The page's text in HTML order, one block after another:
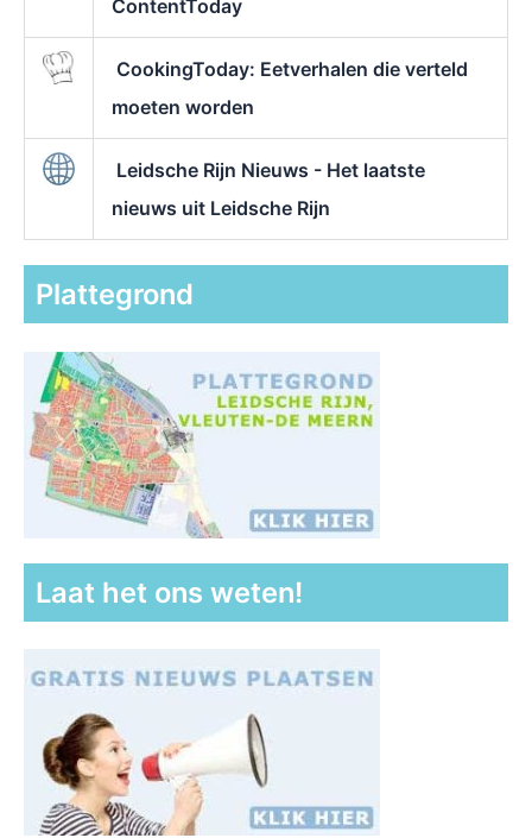
ContentToday
CookingToday: Eetverhalen die verteld
moeten worden
Leidsche Rijn Nieuws - Het laatste
nieuws uit Leidsche Rijn
Plattegrond
Laat het ons weten!